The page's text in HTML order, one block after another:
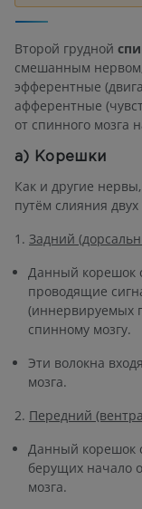
Второй грудной
смешанным
эфферентные
афферентные
от спинного мозга
а) Корешки
Как и другие нервы,
путём слияния
1. Задний
Данный корешок
проводящие
(иннервируемых
спинному мозгу.
Эти волокна
мозга.
2. Передний
Данный корешок
берущих начало
мозга.